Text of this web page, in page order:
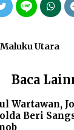
Utara
Baca
Wartawan,
Beri